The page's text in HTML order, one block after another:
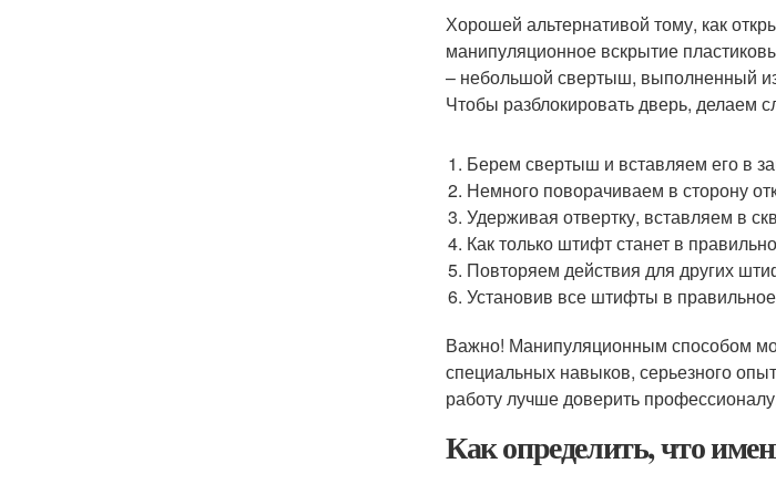
Хорошей альтернативой тому, как
манипуляционное вскрытие
– небольшой свертыш, выполненный из
Чтобы разблокировать дверь, делаем
Берем свертыш и вставляем его в
Немного поворачиваем в сторону
Удерживая отвертку, вставляем в
Как только штифт станет в
Повторяем действия для других
Установив все штифты в
Важно! Манипуляционным способом
специальных навыков, серьезного
работу лучше доверить
Как определить, что